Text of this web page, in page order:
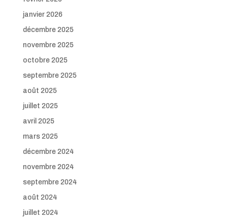
janvier 2026
décembre 2025
novembre 2025
octobre 2025
septembre 2025
août 2025
juillet 2025
avril 2025
mars 2025
décembre 2024
novembre 2024
septembre 2024
août 2024
juillet 2024